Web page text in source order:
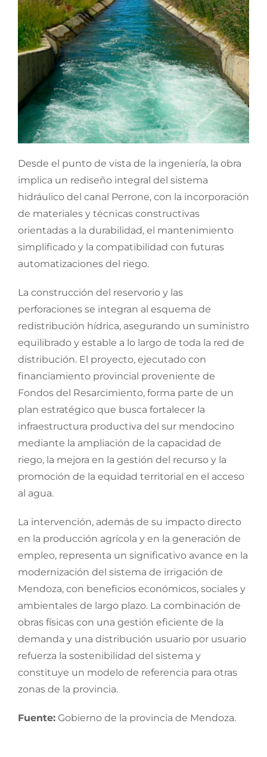
Desde el punto de vista de la ingeniería, la obra
implica un rediseño integral del sistema
hidráulico del canal Perrone, con la incorporación
de materiales y técnicas constructivas
orientadas a la durabilidad, el mantenimiento
simplificado y la compatibilidad con futuras
automatizaciones del riego.
La construcción del reservorio y las
perforaciones se integran al esquema de
redistribución hídrica, asegurando un suministro
equilibrado y estable a lo largo de toda la red de
distribución. El proyecto, ejecutado con
financiamiento provincial proveniente de
Fondos del Resarcimiento, forma parte de un
plan estratégico que busca fortalecer la
infraestructura productiva del sur mendocino
mediante la ampliación de la capacidad de
riego, la mejora en la gestión del recurso y la
promoción de la equidad territorial en el acceso
al agua.
La intervención, además de su impacto directo
en la producción agrícola y en la generación de
empleo, representa un significativo avance en la
modernización del sistema de irrigación de
Mendoza, con beneficios económicos, sociales y
ambientales de largo plazo. La combinación de
obras físicas con una gestión eficiente de la
demanda y una distribución usuario por usuario
refuerza la sostenibilidad del sistema y
constituye un modelo de referencia para otras
zonas de la provincia.
Fuente:Gobierno de la provincia de Mendoza.